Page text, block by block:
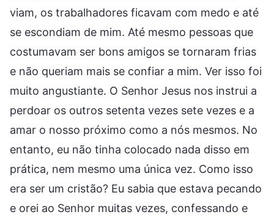
viam, os trabalhadores ficavam com medo e até
se escondiam de mim. Até mesmo pessoas que
costumavam ser bons amigos se tornaram frias
e não queriam mais se confiar a mim. Ver isso foi
muito angustiante. O Senhor Jesus nos instrui a
perdoar os outros setenta vezes sete vezes e a
amar o nosso próximo como a nós mesmos. No
entanto, eu não tinha colocado nada disso em
prática, nem mesmo uma única vez. Como isso
era ser um cristão? Eu sabia que estava pecando
e orei ao Senhor muitas vezes, confessando e